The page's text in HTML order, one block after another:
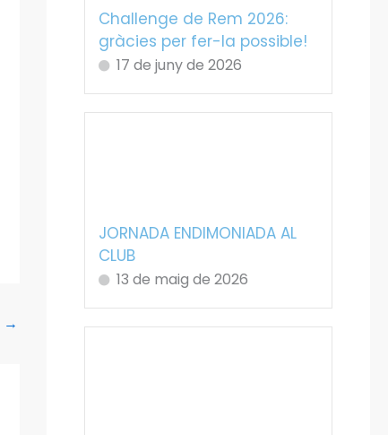
→
Challenge de Rem 2026:
gràcies per fer-la possible!
17 de juny de 2026
JORNADA ENDIMONIADA AL
CLUB
13 de maig de 2026